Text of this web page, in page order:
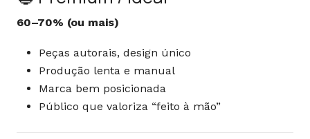
60–70% (ou mais)
Peças autorais, design único
Produção lenta e manual
Marca bem posicionada
Público que valoriza “feito à mão”